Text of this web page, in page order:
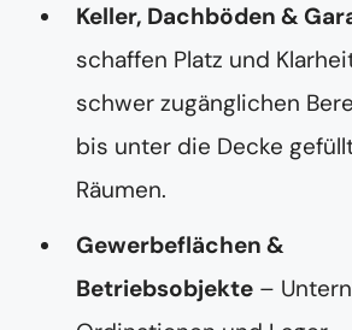
Keller, Dachböden &
schaffen Platz und
schwer zugänglichen
bis unter die Decke
Räumen.
Gewerbeflächen &
Betriebsobjekte –